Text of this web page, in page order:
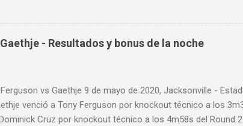
- Resultados y bonus de la noche
vs Gaethje 9 de mayo de 2020, Jacksonville -
venció a Tony Ferguson por knockout técnico a los
Cruz por knockout técnico a los 4m58s del Round